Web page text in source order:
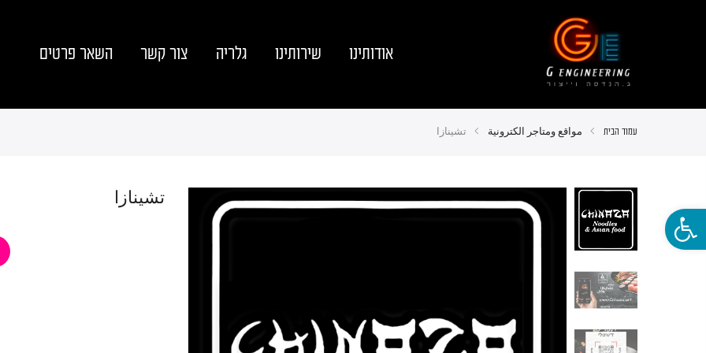
פתח סרגל נגישות
אודותינו שירותינו גלריה צור קשר השאר פרטים
עמוד הבית مواقع ومتاجر الكترونية تشينازا
تشينازا